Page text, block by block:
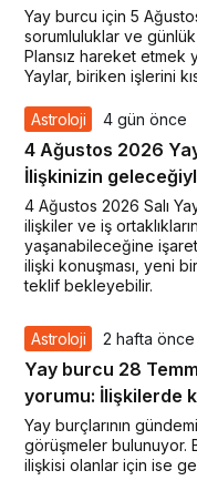
Yay burcu için 5
sorumluluklar ve günlük
Plansız hareket etmek
Yaylar, biriken işlerini
Astroloji 4 gün önce
4 Ağustos 2026
İlişkinizin
4 Ağustos 2026 Salı
ilişkiler ve iş
yaşanabileceğine
ilişki konuşması, yeni
teklif bekleyebilir.
Astroloji 2 hafta önce
Yay burcu 28
yorumu: İlişkilerde
Yay burçlarının
görüşmeler bulunuyor.
ilişkisi olanlar için ise